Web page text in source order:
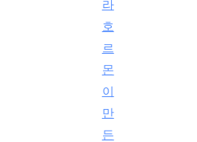
라
호
르
몬
이
만
든